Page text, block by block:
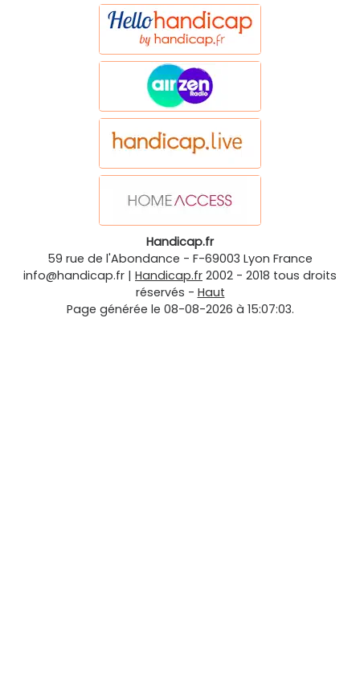
Handicap.fr
59 rue de l'Abondance - F-69003 Lyon France
info@handicap.fr | Handicap.fr 2002 - 2018 tous droits
réservés - Haut
Page générée le 08-08-2026 à 15:07:03.